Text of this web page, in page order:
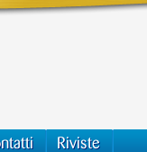
Riviste